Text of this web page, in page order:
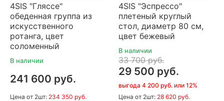
4SIS "Гляссе"
обеденная группа из
искусственного
ротанга, цвет
соломенный
В наличии
241 600 руб.
Цена от 2шт: 234 350 руб.
4SIS "Эспрессо"
плетеный круглый
стол, диаметр 80 см,
цвет бежевый
В наличии
33 700 руб.
29 500 руб.
выгода 4 200 руб. или 12%
Цена от 2шт: 28 620 руб.